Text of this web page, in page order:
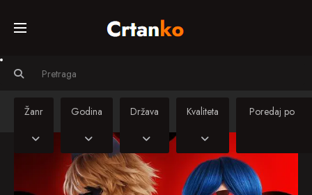
Svi crtiči
Žanr Godina Država Kvaliteta